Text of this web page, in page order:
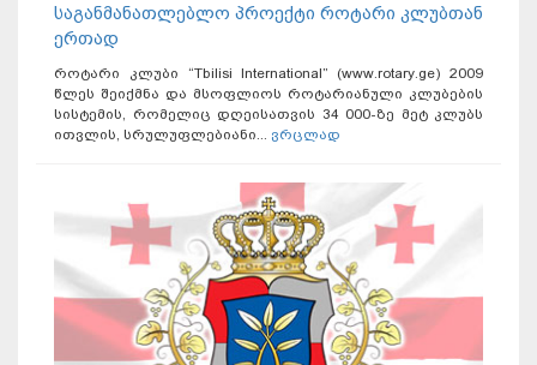
საგანმანათლებლო პროექტი როტარი კლუბთან
ერთად
როტარი კლუბი “Tbilisi International” (www.rotary.ge) 2009
წლეს შეიქმნა და მსოფლიოს როტარიანული კლუბების
სისტემის, რომელიც დღეისათვის 34 000-ზე მეტ კლუბს
ითვლის, სრულუფლებიანი... ვრცლად